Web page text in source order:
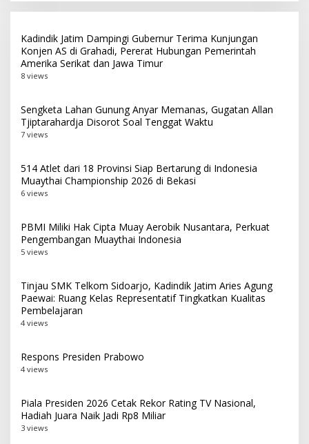
Kadindik Jatim Dampingi Gubernur Terima Kunjungan
Konjen AS di Grahadi, Pererat Hubungan Pemerintah
Amerika Serikat dan Jawa Timur
8 views
Sengketa Lahan Gunung Anyar Memanas, Gugatan Allan
Tjiptarahardja Disorot Soal Tenggat Waktu
7 views
514 Atlet dari 18 Provinsi Siap Bertarung di Indonesia
Muaythai Championship 2026 di Bekasi
6 views
PBMI Miliki Hak Cipta Muay Aerobik Nusantara, Perkuat
Pengembangan Muaythai Indonesia
5 views
Tinjau SMK Telkom Sidoarjo, Kadindik Jatim Aries Agung
Paewai: Ruang Kelas Representatif Tingkatkan Kualitas
Pembelajaran
4 views
Respons Presiden Prabowo
4 views
Piala Presiden 2026 Cetak Rekor Rating TV Nasional,
Hadiah Juara Naik Jadi Rp8 Miliar
3 views